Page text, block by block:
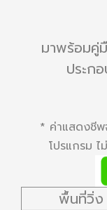
มาพร้อมคู่
ประก
* ค่าแสดงชีพ
โปรแกรม
พื้นที่วิ่ง